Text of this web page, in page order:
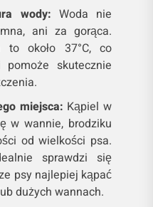
wody: Woda nie
ani za gorąca.
to około 37°C, co
skutecznie
miejsca: Kąpiel w
w wannie, brodziku
od wielkości psa.
sprawdzi się
psy najlepiej kąpać
dużych wannach.